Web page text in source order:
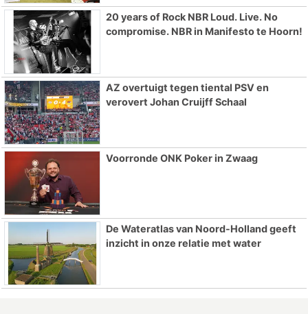
20 years of Rock NBR Loud. Live. No
compromise. NBR in Manifesto te Hoorn!
AZ overtuigt tegen tiental PSV en
verovert Johan Cruijff Schaal
Voorronde ONK Poker in Zwaag
De Wateratlas van Noord-Holland geeft
inzicht in onze relatie met water